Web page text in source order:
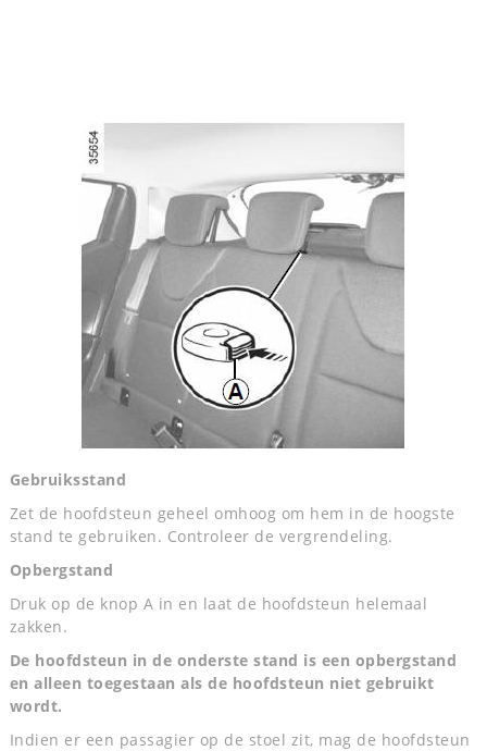
Gebruiksstand
Zet de hoofdsteun geheel omhoog om hem in de hoogste
stand te gebruiken. Controleer de vergrendeling.
Opbergstand
Druk op de knop A in en laat de hoofdsteun helemaal
zakken.
De hoofdsteun in de onderste stand is een opbergstand
en alleen toegestaan als de hoofdsteun niet gebruikt
wordt.
Indien er een passagier op de stoel zit, mag de hoofdsteun